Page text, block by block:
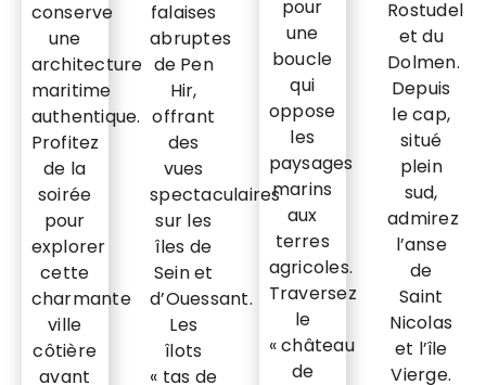
conserve
une
architecture
maritime
authentique.
Profitez
de la
soirée
pour
explorer
cette
charmante
ville
côtière
avant
falaises
abruptes
de Pen
Hir,
offrant
des
vues
spectaculaires
sur les
îles de
Sein et
d’Ouessant.
Les
îlots
« tas de
pour
une
boucle
qui
oppose
les
paysages
marins
aux
terres
agricoles.
Traversez
le
« château
de
Rostudel
et du
Dolmen.
Depuis
le cap,
situé
plein
sud,
admirez
l’anse
de
Saint
Nicolas
et l’île
Vierge.